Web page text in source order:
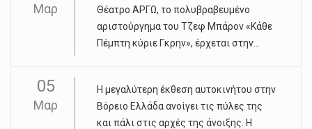
Μαρ
Θέατρο ΑΡΓΩ, το πολυβραβευμένο
αριστούργημα του Τζεφ Μπάρον «Κάθε
Πέμπτη κύριε Γκρην», έρχεται στην...
05
Μαρ
Η μεγαλύτερη έκθεση αυτοκινήτου στην
Βόρειο Ελλάδα ανοίγει τις πύλες της
και πάλι στις αρχές της άνοιξης. Η